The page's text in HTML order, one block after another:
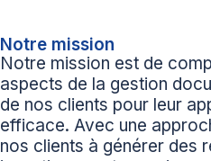
Notre mission
Notre mission est de
aspects de la gestion
de nos clients pour leur
efficace. Avec une
nos clients à générer des